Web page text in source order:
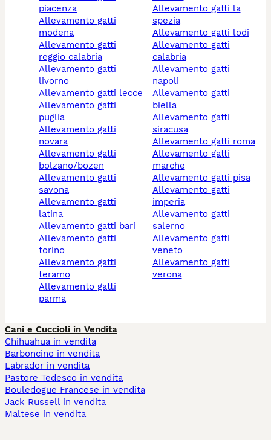
piacenza
allevamento gatti
modena
allevamento gatti
reggio calabria
allevamento gatti
livorno
allevamento gatti lecce
allevamento gatti
puglia
allevamento gatti
novara
allevamento gatti
bolzano/bozen
allevamento gatti
savona
allevamento gatti
latina
allevamento gatti bari
allevamento gatti
torino
allevamento gatti
teramo
allevamento gatti
parma
allevamento gatti la
spezia
allevamento gatti lodi
allevamento gatti
calabria
allevamento gatti
napoli
allevamento gatti
biella
allevamento gatti
siracusa
allevamento gatti roma
allevamento gatti
marche
allevamento gatti pisa
allevamento gatti
imperia
allevamento gatti
salerno
allevamento gatti
veneto
allevamento gatti
verona
Cani e Cuccioli in Vendita
Chihuahua in vendita
Barboncino in vendita
Labrador in vendita
Pastore Tedesco in vendita
Bouledogue Francese in vendita
Jack Russell in vendita
Maltese in vendita